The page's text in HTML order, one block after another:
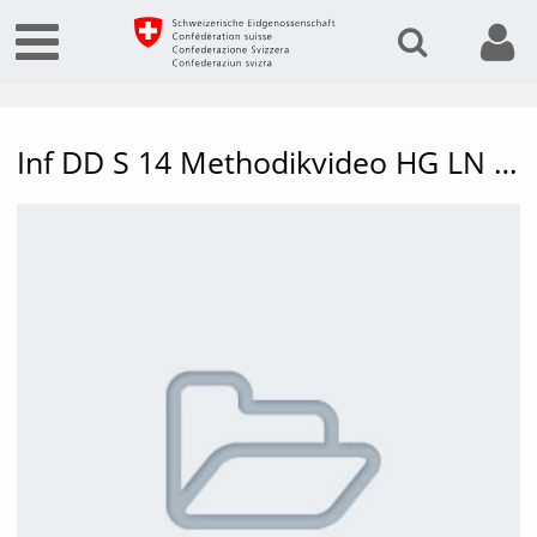
Inf DD S 14 Methodikvideo HG LN 1+2